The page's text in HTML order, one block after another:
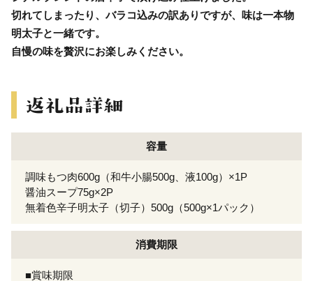
切れてしまったり、バラコ込みの訳ありですが、味は一本物
明太子と一緒です。
自慢の味を贅沢にお楽しみください。
容量
調味もつ肉600g（和牛小腸500g、液100g）×1P
醤油スープ75g×2P
無着色辛子明太子（切子）500g（500g×1パック）
消費期限
■賞味期限